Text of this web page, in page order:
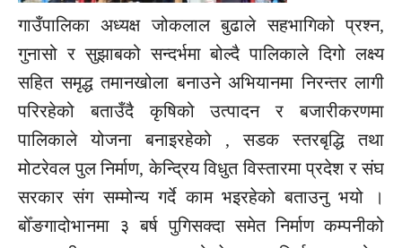
गाउँपालिका अध्यक्ष जोकलाल बुढाले सहभागिको प्रश्न,
गुनासो र सुझाबको सन्दर्भमा बोल्दै पालिकाले दिगो लक्ष्य
सहित समृद्ध तमानखोला बनाउने अभियानमा निरन्तर लागी
परिरहेको बताउँदै कृषिको उत्पादन र बजारीकरणमा
पालिकाले योजना बनाइरहेको , सडक स्तरबृद्धि तथा
मोटरेवल पुल निर्माण, केन्द्रिय विधुत विस्तारमा प्रदेश र संघ
सरकार संग सम्मोन्य गर्दे काम भइरहेको बताउनु भयो ।
बोँङगादोभानमा ३ बर्ष पुगिसक्दा समेत निर्माण कम्पनीको